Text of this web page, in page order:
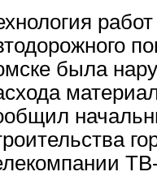
была